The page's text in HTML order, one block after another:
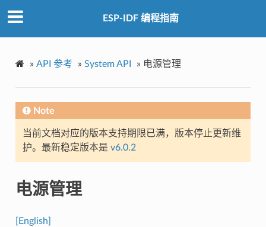
ESP-IDF 编程指南
» API 参考 » System API » 电源管理
Note
当前文档对应的版本支持期限已满，版本停止更新维
护。最新稳定版本是 v6.0.2
电源管理
[English]